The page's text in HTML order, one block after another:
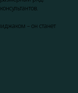
– он станет